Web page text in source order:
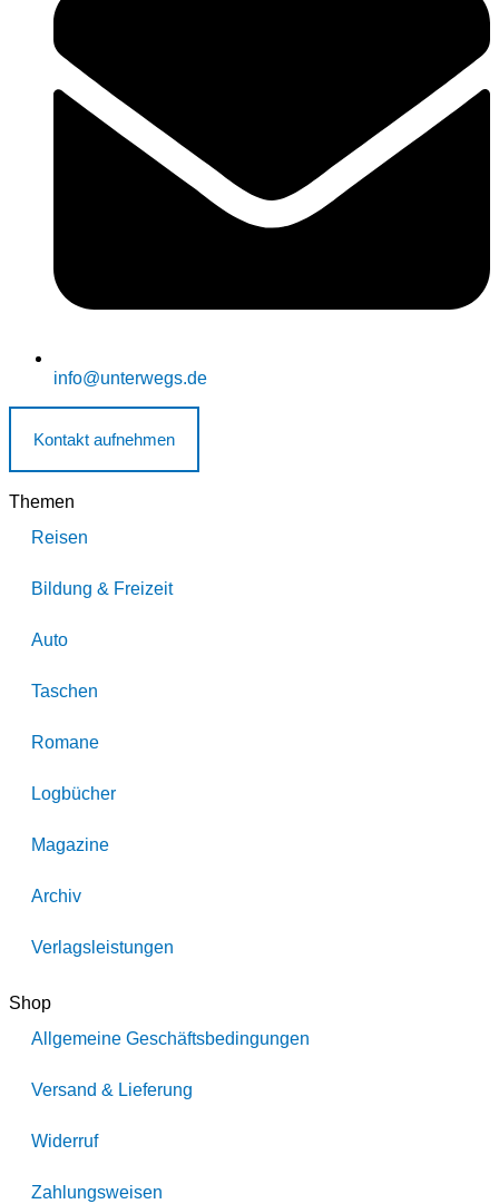
info@unterwegs.de
Kontakt aufnehmen
Themen
Reisen
Bildung & Freizeit
Auto
Taschen
Romane
Logbücher
Magazine
Archiv
Verlagsleistungen
Shop
Allgemeine Geschäftsbedingungen
Versand & Lieferung
Widerruf
Zahlungsweisen